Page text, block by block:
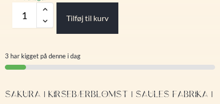
Tilføj til kurv
3 har kigget på denne i dag
SAKURA | KIRSEBÆRBLOMST | SAULES FABRIKA |